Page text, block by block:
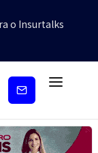
o Insurtalks
Inscreva-